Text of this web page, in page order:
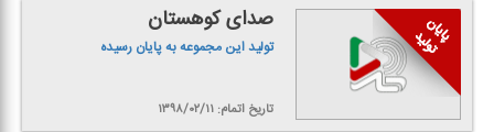
صدای كوهستان
تولید این مجموعه به پایان رسیده
تاریخ اتمام: ۱۳۹۸/۰۲/۱۱